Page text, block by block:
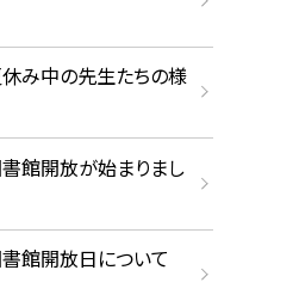
み中の先生たちの様
館開放が始まりまし
館開放日について